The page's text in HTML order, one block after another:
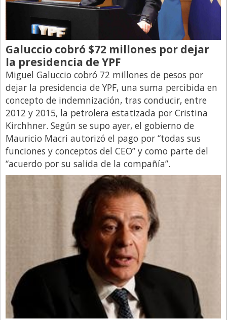
Santa Fe
Show Business
Sociedad
Tecnología
Tendencias
Viajes
Galuccio cobró $72 millones por dejar
la presidencia de YPF
Miguel Galuccio cobró 72 millones de pesos por
dejar la presidencia de YPF, una suma percibida en
concepto de indemnización, tras conducir, entre
2012 y 2015, la petrolera estatizada por Cristina
Kirchhner. Según se supo ayer, el gobierno de
Mauricio Macri autorizó el pago por “todas sus
funciones y conceptos del CEO” y como parte del
“acuerdo por su salida de la compañía”.